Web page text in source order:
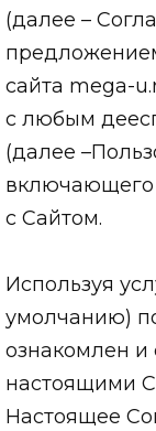
(далее –
сайта mega-
с любым
(далее
включающего
с Сайтом.
Используя
умолчанию)
ознакомлен и
настоящими
Настоящее